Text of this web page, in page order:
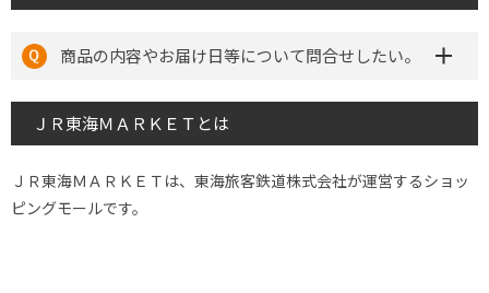
商品の内容やお届け日等について問合せしたい。
ＪＲ東海ＭＡＲＫＥＴとは
ＪＲ東海ＭＡＲＫＥＴは、東海旅客鉄道株式会社が運営するショッ
ピングモールです。